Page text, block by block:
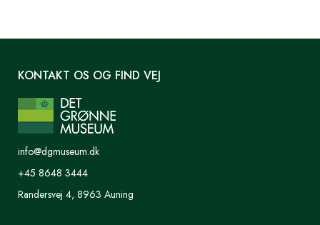
KONTAKT OS OG FIND VEJ
info@dgmuseum.dk
+45 8648 3444
Randersvej 4, 8963 Auning